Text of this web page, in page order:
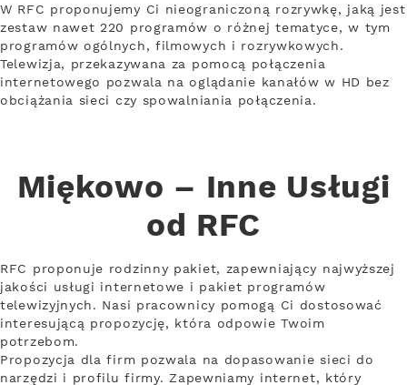
W RFC proponujemy Ci nieograniczoną rozrywkę, jaką jest
zestaw nawet 220 programów o różnej tematyce, w tym
programów ogólnych, filmowych i rozrywkowych.
Telewizja, przekazywana za pomocą połączenia
internetowego pozwala na oglądanie kanałów w HD bez
obciążania sieci czy spowalniania połączenia.
Miękowo – Inne Usługi
od RFC
RFC proponuje rodzinny pakiet, zapewniający najwyższej
jakości usługi internetowe i pakiet programów
telewizyjnych. Nasi pracownicy pomogą Ci dostosować
interesującą propozycję, która odpowie Twoim
potrzebom.
Propozycja dla firm pozwala na dopasowanie sieci do
narzędzi i profilu firmy. Zapewniamy internet, który